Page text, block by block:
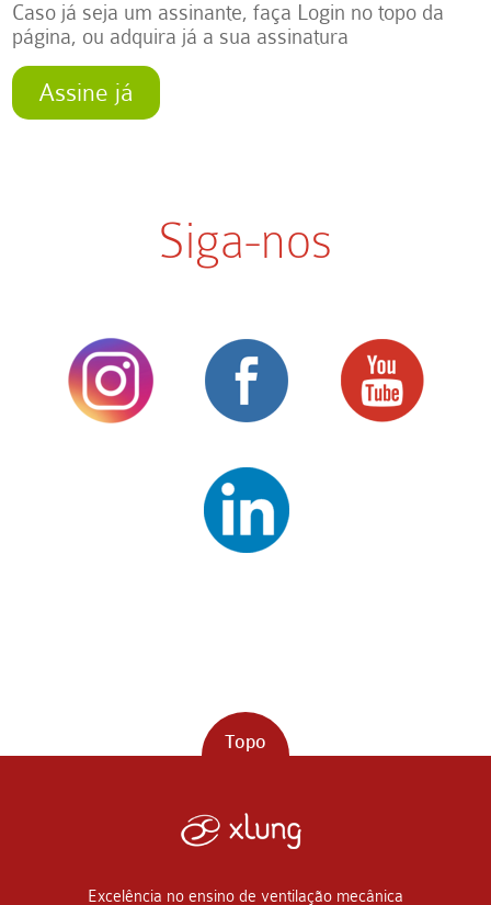
Caso já seja um assinante, faça Login no topo da
página, ou adquira já a sua assinatura
Assine já
Siga-nos
Topo
Excelência no ensino de ventilação mecânica